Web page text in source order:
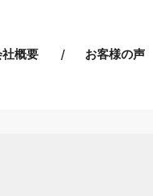
社概要 お客様の声